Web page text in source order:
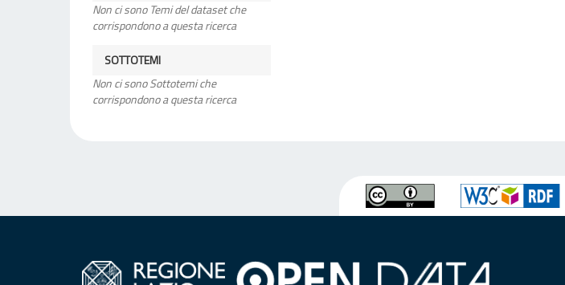
Non ci sono Temi del dataset che
corrispondono a questa ricerca
SOTTOTEMI
Non ci sono Sottotemi che
corrispondono a questa ricerca